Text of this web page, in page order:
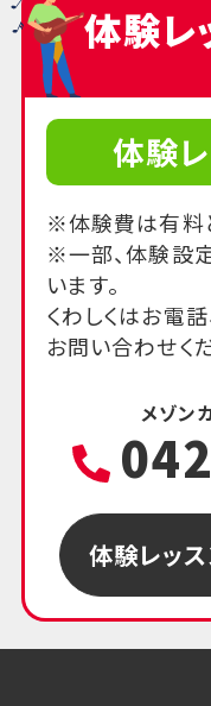
体験レ
体験
※体験費は有料
※一部、体験設
います。
くわしくはお電
お問い合わせく
メゾン
体験レッ